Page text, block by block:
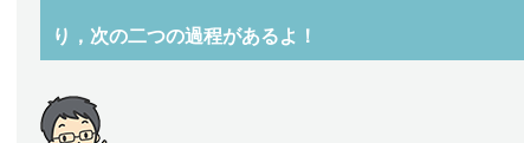
り，次の二つの過程があるよ！